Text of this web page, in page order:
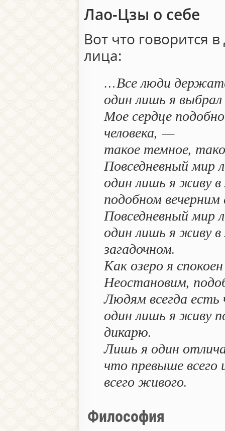
Лао-Цзы о себе
Вот что говорится
лица:
…Все люди
один лишь я
Мое сердце
человека, —
такое темное,
Повседневный мир
один лишь я живу
подобном вечерним
Повседневный мир
один лишь я живу
загадочном.
Как озеро я
Неостановим,
Людям всегда есть
один лишь я живу
дикарю.
Лишь я один
что превыше
всего живого.
Философия